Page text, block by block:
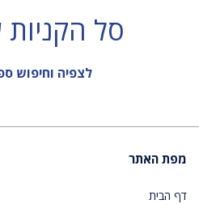
סל
לצפיה וחיפוש
מפת האתר
דף הבית